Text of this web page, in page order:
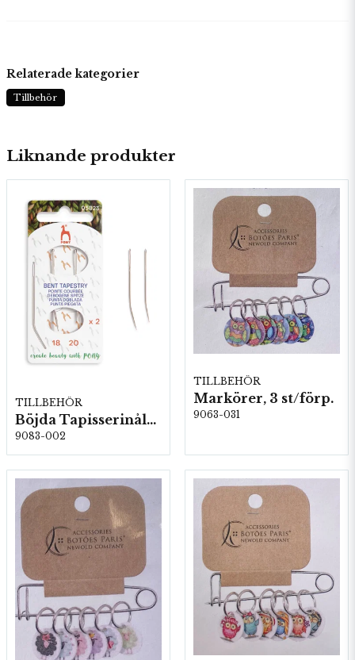
Liknande produkter
TILLBEHÖR
Böjda Tapisserinålar, Stl: 18 & 20, 5 kartor/fp. (05823)
9083-002
TILLBEHÖR
Markörer, 3 st/förp.
9063-031
Relaterade kategorier
Tillbehör